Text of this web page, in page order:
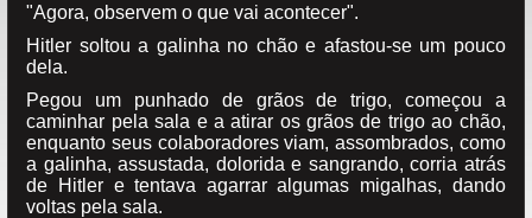
"Agora, observem o que vai acontecer".
Hitler soltou a galinha no chão e afastou-se um pouco
dela.
Pegou um punhado de grãos de trigo, começou a
caminhar pela sala e a atirar os grãos de trigo ao chão,
enquanto seus colaboradores viam, assombrados, como
a galinha, assustada, dolorida e sangrando, corria atrás
de Hitler e tentava agarrar algumas migalhas, dando
voltas pela sala.